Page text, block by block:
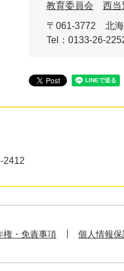
教育委員会
西当
〒061-3772
北
Tel：0133-26-
2412
権・免責事項 個人情報保